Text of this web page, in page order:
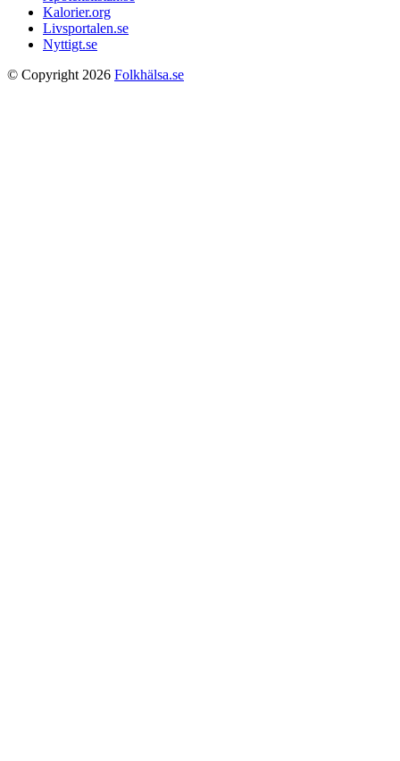
Kalorier.org
Livsportalen.se
Nyttigt.se
© Copyright 2026 Folkhälsa.se